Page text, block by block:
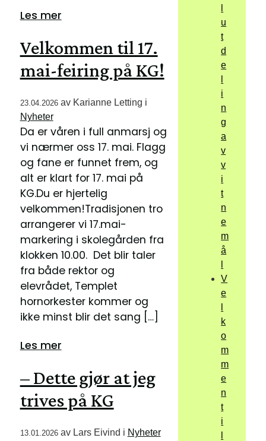
Les mer
Velkommen til 17.
mai-feiring på KG!
23.04.2026 av Karianne Letting i
Nyheter
Da er våren i full anmarsj og
vi nærmer oss 17. mai. Flagg
og fane er funnet frem, og
alt er klart for 17. mai på
KG.Du er hjertelig
velkommen!Tradisjonen tro
arrangerer vi 17.mai-
markering i skolegården fra
klokken 10.00. Det blir taler
fra både rektor og
elevrådet, Templet
hornorkester kommer og
ikke minst blir det sang […]
Les mer
– Dette gjør at jeg
trives på KG
13.01.2026 av Lars Eivind i Nyheter
u
t
d
e
i
n
g
a
v
v
i
t
n
e
m
å
V
e
k
o
m
m
e
n
t
i